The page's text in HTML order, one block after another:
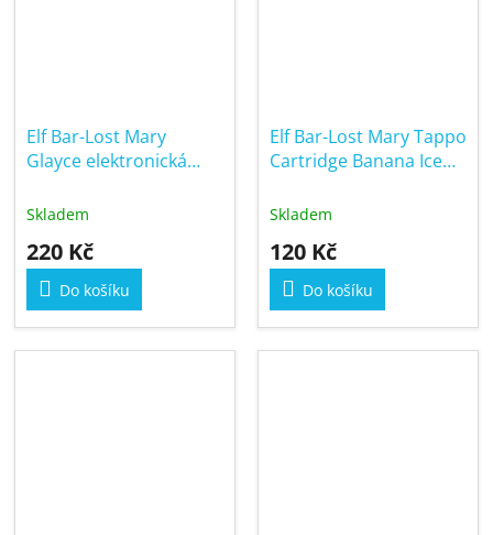
Elf Bar-Lost Mary
Glayce elektronická
Ice 500mAh
Skladem
220 Kč
Do košíku
Elf Bar-Lost Mary Tappo
Cartridge Banana Ice
Skladem
120 Kč
Do košíku